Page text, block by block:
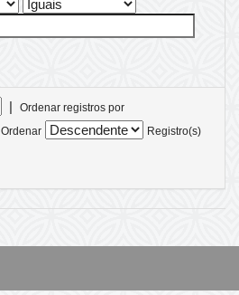
|
Ordenar registros por
Ordenar
Registro(s)